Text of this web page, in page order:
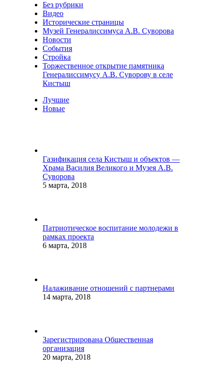
Без рубрики
Видео
Исторические страницы
Музей Генералиссимуса А.В. Суворова
Новости
События
Стройка
Торжественное открытие памятника
Генералиссимусу А.В. Суворову в селе
Кистыш
Лучшие
Новые
Газификация села Кистыш и объектов —
Храма Василия Великого и Музея А.В.
Суворова
5 марта, 2018
Патриотическое воспитание молодежи в
рамках проекта
6 марта, 2018
Налаживание отношений с партнерами
14 марта, 2018
Зарегистрирована Общественная
организация
20 марта, 2018